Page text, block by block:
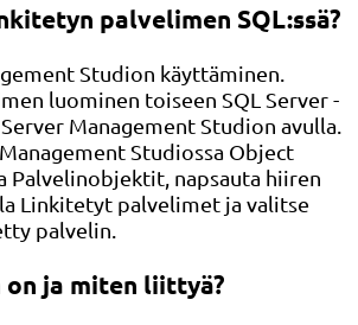
palvelimen SQL:ssä?
Studion käyttäminen.
luominen toiseen SQL Server -
Management Studion avulla.
Studiossa Object
Palvelinobjektit, napsauta hiiren
Linkitetyt palvelimet ja valitse
palvelin.
on ja miten liittyä?